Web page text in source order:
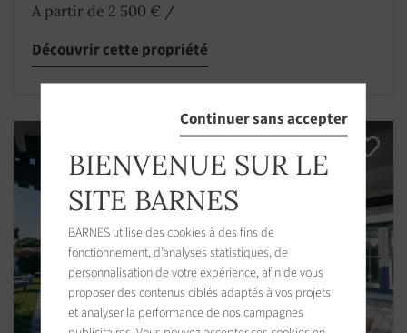
A partir de 2 500 € /
Découvrir cette propriété
Continuer sans accepter
BIENVENUE SUR LE
SITE BARNES
BARNES utilise des cookies à des fins de
fonctionnement, d’analyses statistiques, de
personnalisation de votre expérience, afin de vous
proposer des contenus ciblés adaptés à vos projets
et analyser la performance de nos campagnes